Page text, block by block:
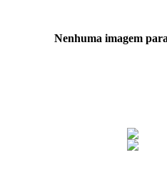
Nenhuma imagem